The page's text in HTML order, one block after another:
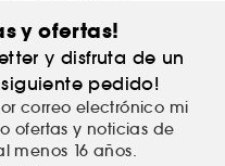
y ofertas!
y disfruta de un
pedido!
correo electrónico mi
ofertas y noticias de
menos 16 años.